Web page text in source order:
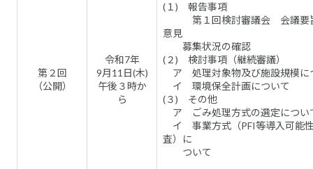
第２回
（公開）
令和7年
9月11日(木)
午後３時か
ら
(１) 報告事項
第１回検討審議会 会議要
意見
募集状況の確認
(２) 検討事項（継続審議）
ア 処理対象物及び施設規模に
イ 環境保全計画について
(３) その他
ア ごみ処理方式の選定につい
イ 事業方式（PFI等導入可能
査）に
ついて